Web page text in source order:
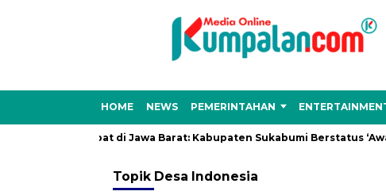
HOME NEWS PEMERINTAHAN
Hujan Lebat di Jawa Barat: Kabupaten Sukabumi Berstatus
Topik Desa Indonesia